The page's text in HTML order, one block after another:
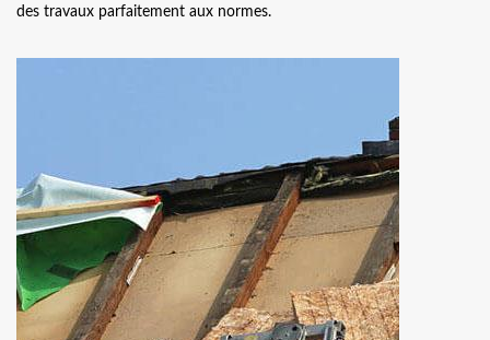
des travaux parfaitement aux normes.